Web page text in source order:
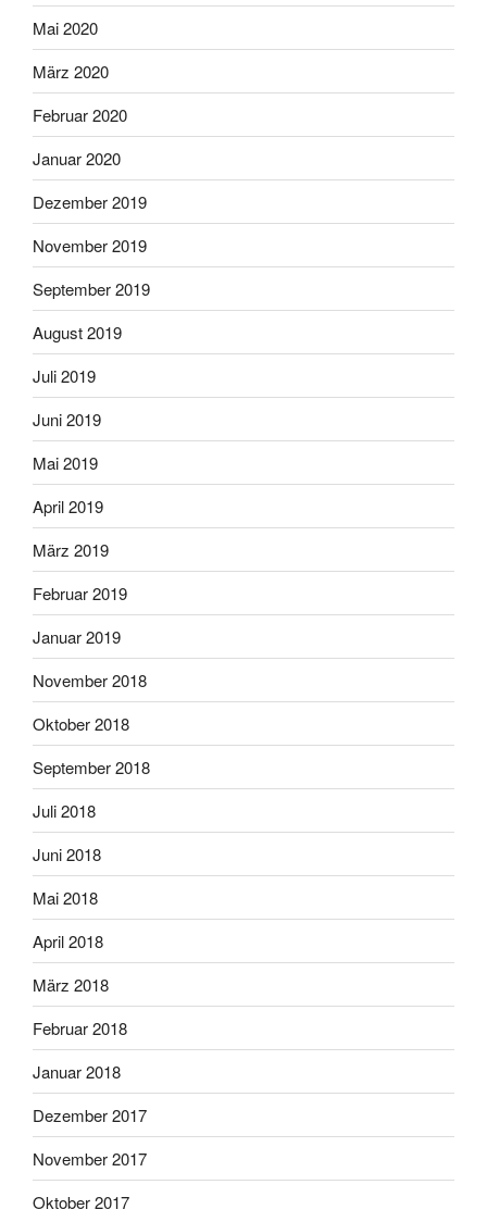
Mai 2020
März 2020
Februar 2020
Januar 2020
Dezember 2019
November 2019
September 2019
August 2019
Juli 2019
Juni 2019
Mai 2019
April 2019
März 2019
Februar 2019
Januar 2019
November 2018
Oktober 2018
September 2018
Juli 2018
Juni 2018
Mai 2018
April 2018
März 2018
Februar 2018
Januar 2018
Dezember 2017
November 2017
Oktober 2017